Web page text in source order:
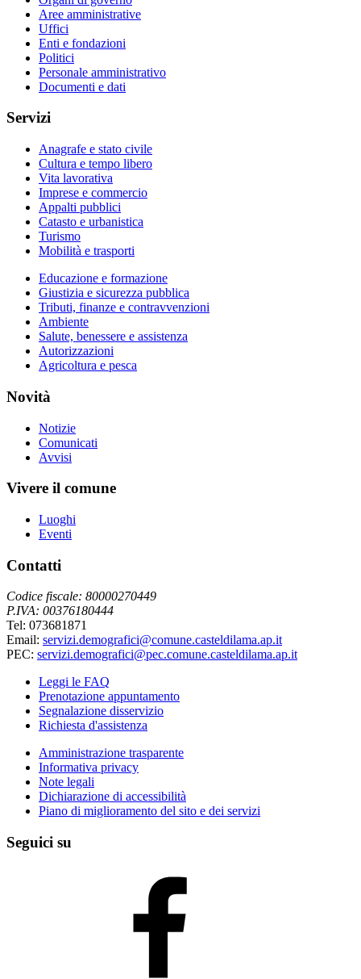
Aree amministrative
Uffici
Enti e fondazioni
Politici
Personale amministrativo
Documenti e dati
Servizi
Anagrafe e stato civile
Cultura e tempo libero
Vita lavorativa
Imprese e commercio
Appalti pubblici
Catasto e urbanistica
Turismo
Mobilità e trasporti
Educazione e formazione
Giustizia e sicurezza pubblica
Tributi, finanze e contravvenzioni
Ambiente
Salute, benessere e assistenza
Autorizzazioni
Agricoltura e pesca
Novità
Notizie
Comunicati
Avvisi
Vivere il comune
Luoghi
Eventi
Contatti
Codice fiscale: 80000270449
P.IVA: 00376180444
Tel: 073681871
Email: servizi.demografici@comune.casteldilama.ap.it
PEC: servizi.demografici@pec.comune.casteldilama.ap.it
Leggi le FAQ
Prenotazione appuntamento
Segnalazione disservizio
Richiesta d'assistenza
Amministrazione trasparente
Informativa privacy
Note legali
Dichiarazione di accessibilità
Piano di miglioramento del sito e dei servizi
Seguici su